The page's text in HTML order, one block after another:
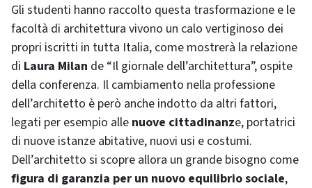
Gli studenti hanno raccolto questa trasformazione e le
facoltà di architettura vivono un calo vertiginoso dei
propri iscritti in tutta Italia, come mostrerà la relazione
di Laura Milan de “Il giornale dell’architettura”, ospite
della conferenza. Il cambiamento nella professione
dell’architetto è però anche indotto da altri fattori,
legati per esempio alle nuove cittadinanze, portatrici
di nuove istanze abitative, nuovi usi e costumi.
Dell’architetto si scopre allora un grande bisogno come
figura di garanzia per un nuovo equilibrio sociale,